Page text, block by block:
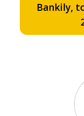
Bankily,